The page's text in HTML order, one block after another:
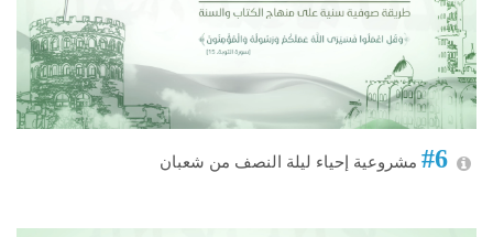
#6 مشروعية إحياء ليلة النصف من شعبان